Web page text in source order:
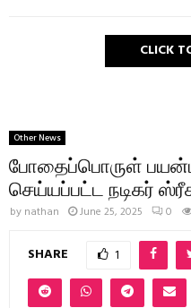
CLICK
Other News
போதைப்பொருள்
செய்யப்பட்ட நடிகர்
by nathan June 25, 2025 0
SHARE 1